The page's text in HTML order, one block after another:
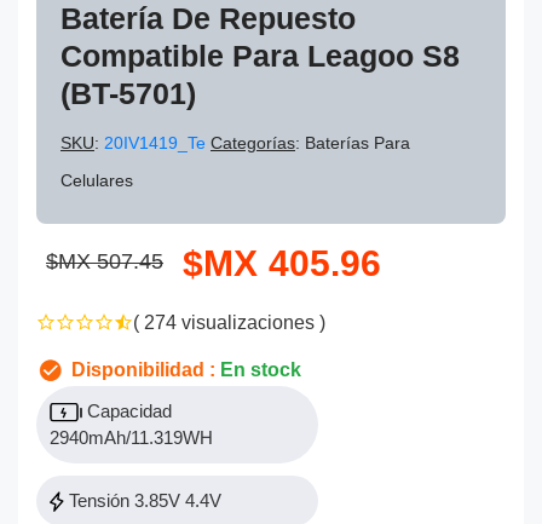
Batería De Repuesto
Compatible Para Leagoo S8
(BT-5701)
SKU: 20IV1419_Te Categorías: Baterías Para
Celulares
$MX 507.45 $MX 405.96
( 274 visualizaciones )
Disponibilidad : En stock
Capacidad
2940mAh/11.319WH
Tensión 3.85V 4.4V